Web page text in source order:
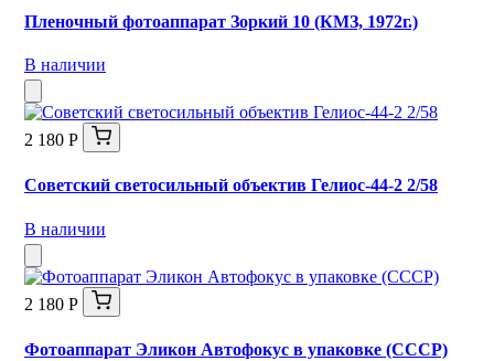
Пленочный фотоаппарат Зоркий 10 (КМЗ, 1972г.)
В наличии
2 180 Р
Советский светосильный объектив Гелиос-44-2 2/58
В наличии
2 180 Р
Фотоаппарат Эликон Автофокус в упаковке (СССР)